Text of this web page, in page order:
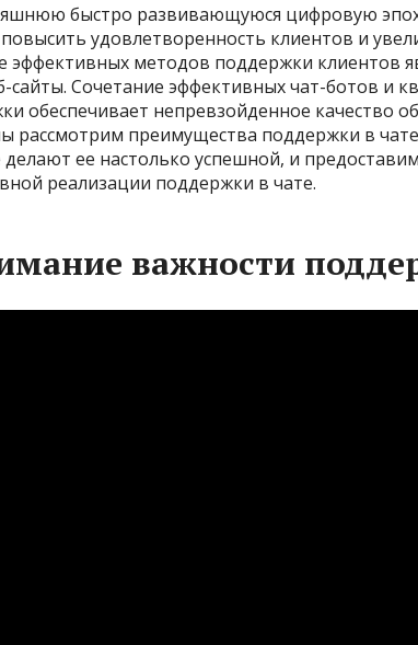
быстро развивающуюся цифровую
удовлетворенность клиентов и
эффективных методов поддержки клиентов
сайты. Сочетание эффективных чат-ботов и
обеспечивает непревзойденное качество
рассмотрим преимущества поддержки в
делают ее настолько успешной, и
реализации поддержки в чате.
важности